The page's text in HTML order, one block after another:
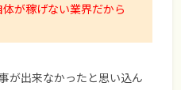
が稼げない業界だから
が出来なかったと思い込ん